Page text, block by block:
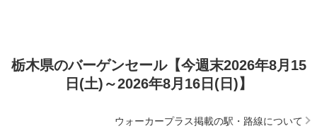
栃木県のバーゲンセール【今週末2026年8月15
日(土)～2026年8月16日(日)】
ウォーカープラス掲載の駅・路線について